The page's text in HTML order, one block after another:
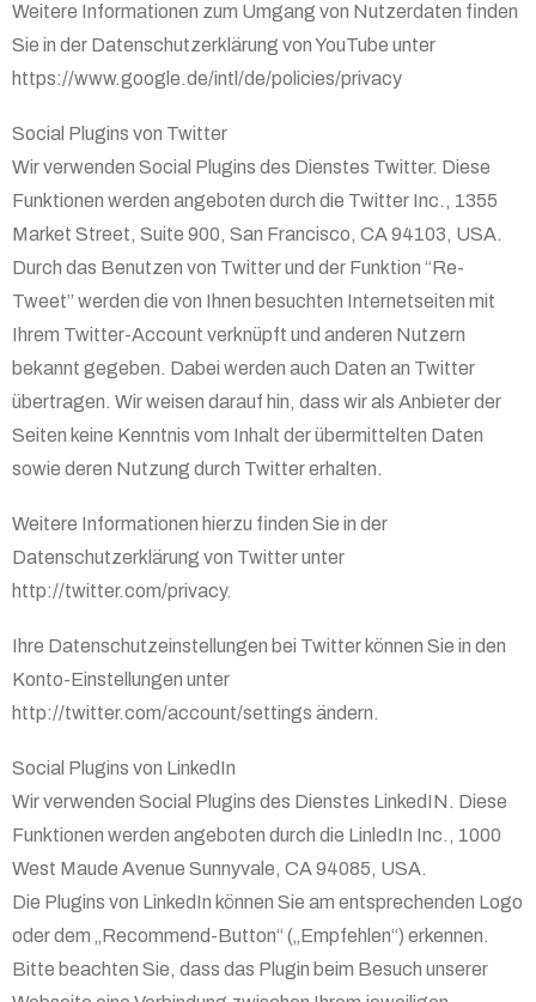
Weitere Informationen zum Umgang von Nutzerdaten finden
Sie in der Datenschutzerklärung von YouTube unter
https://www.google.de/intl/de/policies/privacy
Social Plugins von Twitter
Wir verwenden Social Plugins des Dienstes Twitter. Diese
Funktionen werden angeboten durch die Twitter Inc., 1355
Market Street, Suite 900, San Francisco, CA 94103, USA.
Durch das Benutzen von Twitter und der Funktion “Re-
Tweet” werden die von Ihnen besuchten Internetseiten mit
Ihrem Twitter-Account verknüpft und anderen Nutzern
bekannt gegeben. Dabei werden auch Daten an Twitter
übertragen. Wir weisen darauf hin, dass wir als Anbieter der
Seiten keine Kenntnis vom Inhalt der übermittelten Daten
sowie deren Nutzung durch Twitter erhalten.
Weitere Informationen hierzu finden Sie in der
Datenschutzerklärung von Twitter unter
http://twitter.com/privacy.
Ihre Datenschutzeinstellungen bei Twitter können Sie in den
Konto-Einstellungen unter
http://twitter.com/account/settings ändern.
Social Plugins von LinkedIn
Wir verwenden Social Plugins des Dienstes LinkedIN. Diese
Funktionen werden angeboten durch die LinledIn Inc., 1000
West Maude Avenue Sunnyvale, CA 94085, USA.
Die Plugins von LinkedIn können Sie am entsprechenden Logo
oder dem „Recommend-Button“ („Empfehlen“) erkennen.
Bitte beachten Sie, dass das Plugin beim Besuch unserer